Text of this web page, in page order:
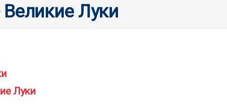
Луки
Луки